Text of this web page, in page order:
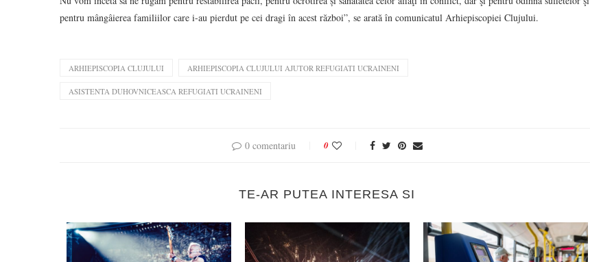
pentru mângâierea familiilor care i-au pierdut pe cei dragi în acest război”, se arată în comunicatul Arhiepiscopiei Clujului.
ARHIEPISCOPIA CLUJULUI ARHIEPISCOPIA CLUJULUI AJUTOR REFUGIATI UCRAINENI
ASISTENTA DUHOVNICEASCA REFUGIATI UCRAINENI
0 comentariu 0
TE-AR PUTEA INTERESA SI